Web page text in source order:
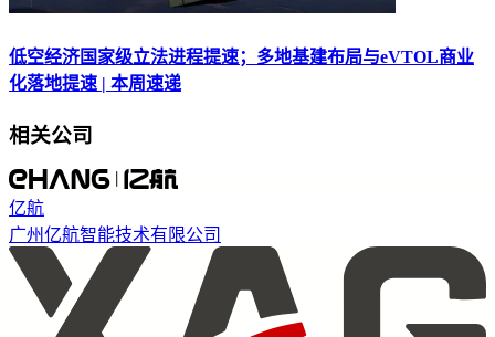
低空经济国家级立法进程提速；多地基建布局与eVTOL商业
化落地提速 | 本周速递
相关公司
亿航
广州亿航智能技术有限公司